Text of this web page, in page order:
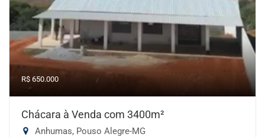
R$ 650.000
Chácara à Venda com 3400m²
Anhumas, Pouso Alegre-MG